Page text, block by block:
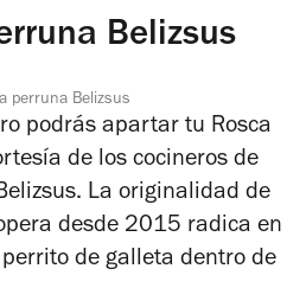
Belizsus
perruna Belizsus
podrás apartar tu Rosca
de los cocineros de
La originalidad de
desde 2015 radica en
de galleta dentro de